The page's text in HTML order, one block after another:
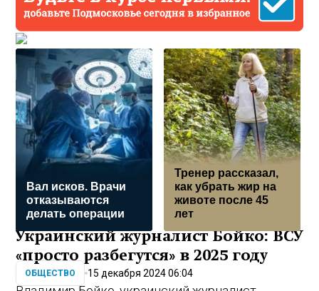
Вал исков. Врачи
отказываются
делать операции
Тренер рассказал,
как убрать жир на
животе после 45
лет
Украинский журналист Бойко: ВСУ
«просто разбегутся» в 2025 году
ОБЩЕСТВО 15 декабря 2024 06:04